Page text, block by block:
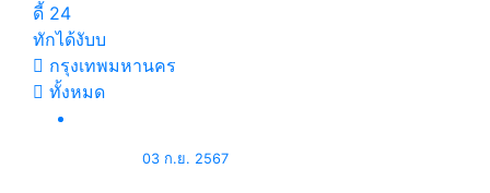
ดี้ 24
ทักได้งับบ
กรุงเทพมหานคร
ทั้งหมด
03 ก.ย. 2567